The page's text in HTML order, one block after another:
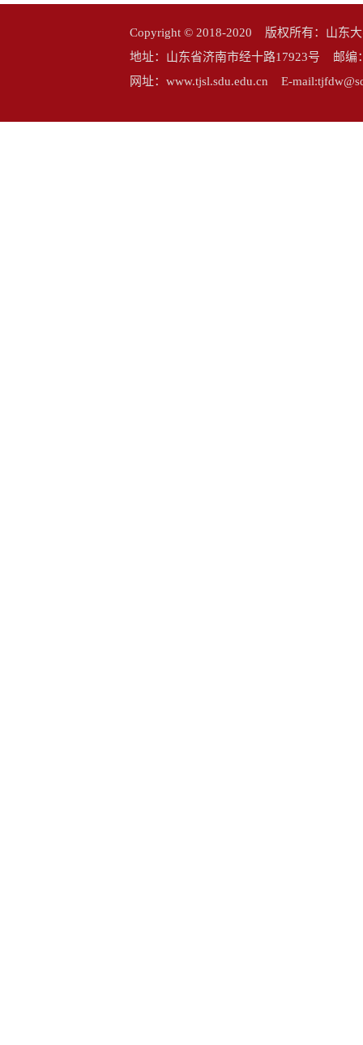
Copyright © 2018-2020 版权所有：山东
地址：山东省济南市经十路17923号 邮
网址：www.tjsl.sdu.edu.cn E-